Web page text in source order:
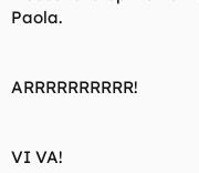
con lo cual queda mas
-Por ultimo hacer
de uno.
Paola.
ARRRRRRRRRR!
VI VA!